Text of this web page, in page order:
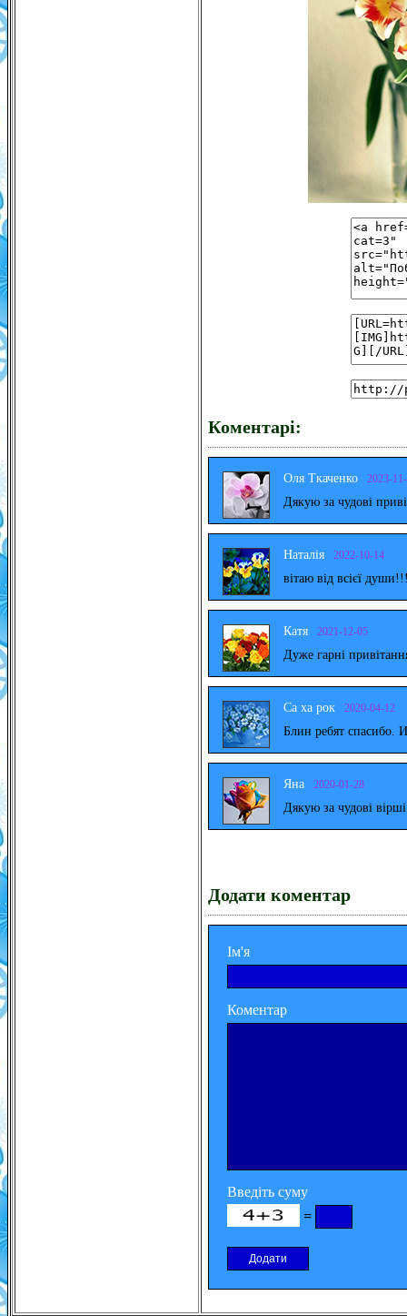
Коментарі:
Оля Ткаченко 2023-
Дякую за чудові
Наталія 2022-10-14
вітаю від всієї
Катя 2021-12-05
Дуже гарні
Са ха рок 2020-04-12
Блин ребят спасибо.
Яна 2020-01-28
Дякую за чудові
Додати коментар
Ім'я
Коментар
Введіть суму
=